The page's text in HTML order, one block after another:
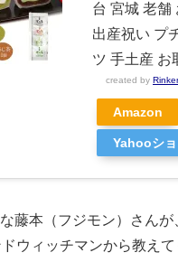
台 宮城 老舗
出産祝い プ
ツ 手土産 お
created by Rinker
Amazon
Yahooシ
藤本（フジモン）さん
ウィッチマンから教え